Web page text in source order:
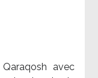
avec